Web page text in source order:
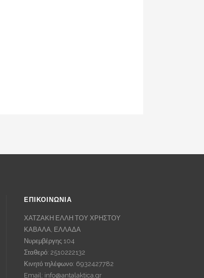
ΕΠΙΚΟΙΝΩΝΙΑ
ΧΑΤΖΑΚΗ ΕΛΛΗ ΤΟΥ ΧΡΗΣΤΟΥ
ΚΑΒΑΛΑ, ΕΛΛΑΔΑ
Νυρεμβέργης 104
Σταθερό: 2510222132
Κινητό τηλέφωνο: 6932427782
Email: info@antalaktica.gr